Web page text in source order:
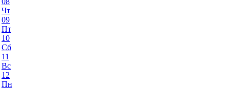
Чт
09
Пт
10
Сб
11
Вс
12
Пн